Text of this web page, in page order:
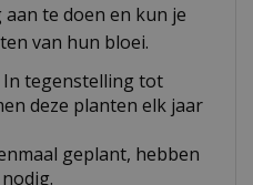
te doen en kun je
van hun bloei.
tegenstelling tot
deze planten elk jaar
geplant, hebben